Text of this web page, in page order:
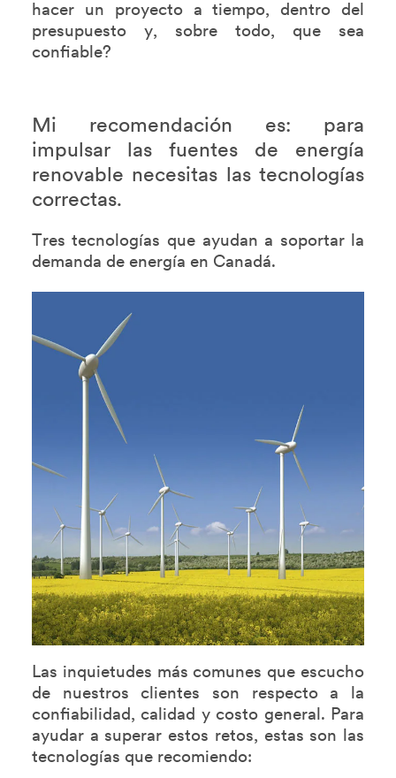
hacer un proyecto a tiempo, dentro del
presupuesto y, sobre todo, que sea
confiable?
Mi recomendación es: para
impulsar las fuentes de energía
renovable necesitas las tecnologías
correctas.
Tres tecnologías que ayudan a soportar la
demanda de energía en Canadá.
Las inquietudes más comunes que escucho
de nuestros clientes son respecto a la
confiabilidad, calidad y costo general. Para
ayudar a superar estos retos, estas son las
tecnologías que recomiendo: